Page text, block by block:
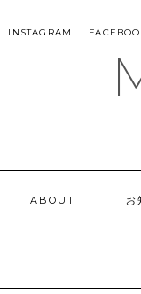
INSTAGRAM
ABOUT お